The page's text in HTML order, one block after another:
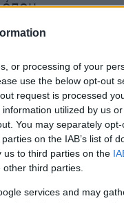
or processing of your
use the below opt-out
request is processed
utilized by us
You may separately
on the IAB’s list of
us to third parties on the
third parties.
services and may
όπου
από δύο
με την
της από τη
2026.
Ενέργειας